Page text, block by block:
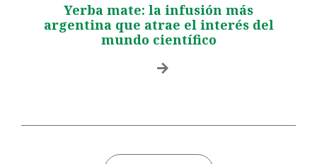
Yerba mate: la infusión más
argentina que atrae el interés del
mundo científico